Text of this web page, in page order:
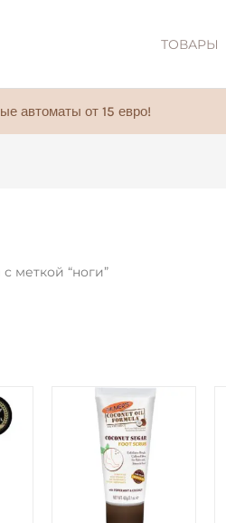
ТОВАРЫ
автоматы от 15 евро!
меткой “ноги”